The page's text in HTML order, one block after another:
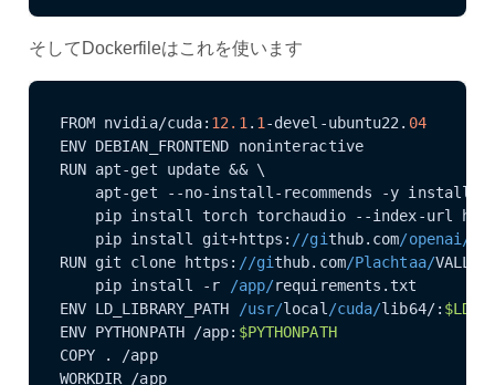
そしてDockerfileはこれを使います
FROM nvidia/cuda: 12.1 . 1 -devel-ubuntu22. 04
ENV DEBIAN_FRONTEND noninteractive
RUN apt-get update && \
apt-get --no-install-recommends -y install
pip install torch torchaudio --index-url
    pip install git+https:
//gi thub.com/openai/
RUN git clone https: //gi thub.com/Plachtaa/VALL-
    pip install -r
/app/requirements.txt
ENV LD_LIBRARY_PATH
/usr/local /cuda/lib64/:
ENV PYTHONPATH /app: $PYTHONPATH
COPY . /app
WORKDIR /app